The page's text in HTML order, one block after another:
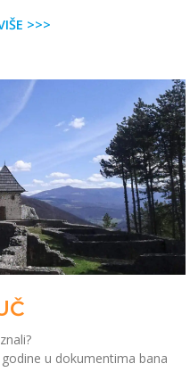
>>>
u dokumentima bana